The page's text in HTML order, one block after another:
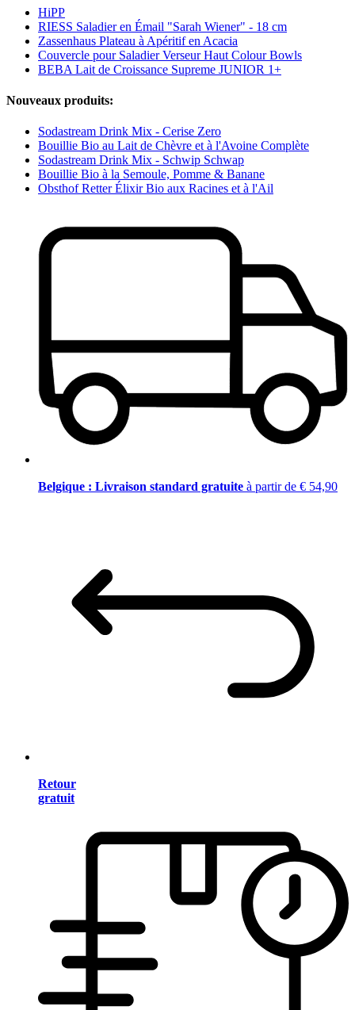
HiPP
RIESS Saladier en Émail "Sarah Wiener" - 18 cm
Zassenhaus Plateau à Apéritif en Acacia
Couvercle pour Saladier Verseur Haut Colour Bowls
BEBA Lait de Croissance Supreme JUNIOR 1+
Nouveaux produits:
Sodastream Drink Mix - Cerise Zero
Bouillie Bio au Lait de Chèvre et à l'Avoine Complète
Sodastream Drink Mix - Schwip Schwap
Bouillie Bio à la Semoule, Pomme & Banane
Obsthof Retter Élixir Bio aux Racines et à l'Ail
Belgique : Livraison standard gratuite à partir de € 54,90
Retour
gratuit